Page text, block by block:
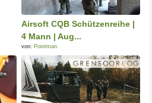
Airsoft CQB Schützenreihe |
4 Mann | Aug...
von: Pointman